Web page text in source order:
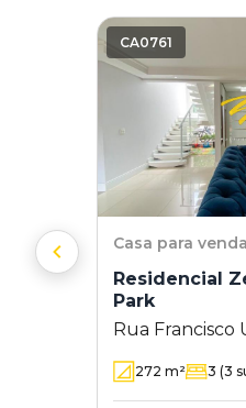
CA0761
Casa para
Residencial
Park
Rua Francisco
272 m² 3 (3